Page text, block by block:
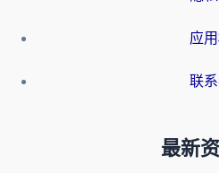
应
联系
最新